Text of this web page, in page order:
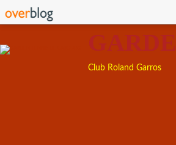
Club Roland Garros